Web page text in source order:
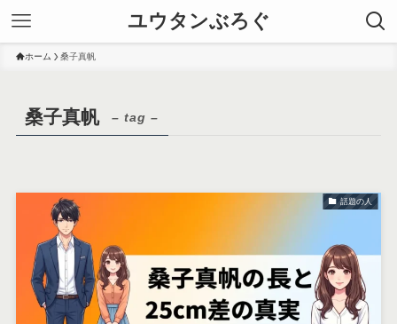
ユウタンぶろぐ
ホーム 桑子真帆
桑子真帆 – tag –
話題の人